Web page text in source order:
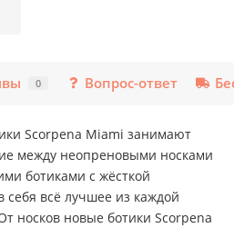
0 Вопрос-ответ
Scorpena Miami занимают
между неопреновыми носками
ботиками с жёсткой
всё лучшее из каждой
носков новые ботики Scorpena